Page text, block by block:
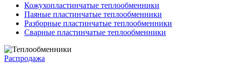
Кожухопластинчатые теплообменники
Паяные пластинчатые теплообменники
Разборные пластинчатые теплообменники
Сварные пластинчатые теплообменники
Распродажа